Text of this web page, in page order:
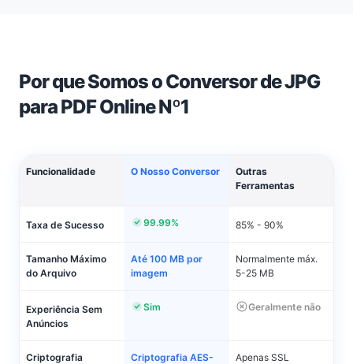
Por que Somos o Conversor de JPG
para PDF Online Nº1
Funcionalidade O Nosso Conversor
Outras
Ferramentas
Taxa de Sucesso 99.99% 85% - 90%
Tamanho Máximo
do Arquivo
Até 100 MB por
imagem
Normalmente máx.
5-25 MB
Experiência Sem
Anúncios
Sim Geralmente não
Criptografia
Criptografia AES-
Apenas SSL